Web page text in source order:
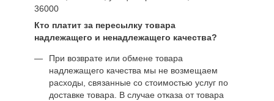
36000
Кто платит за пересылку товара
надлежащего и ненадлежащего качества?
При возврате или обмене товара
надлежащего качества мы не возмещаем
расходы, связанные со стоимостью услуг по
доставке товара. В случае отказа от товара